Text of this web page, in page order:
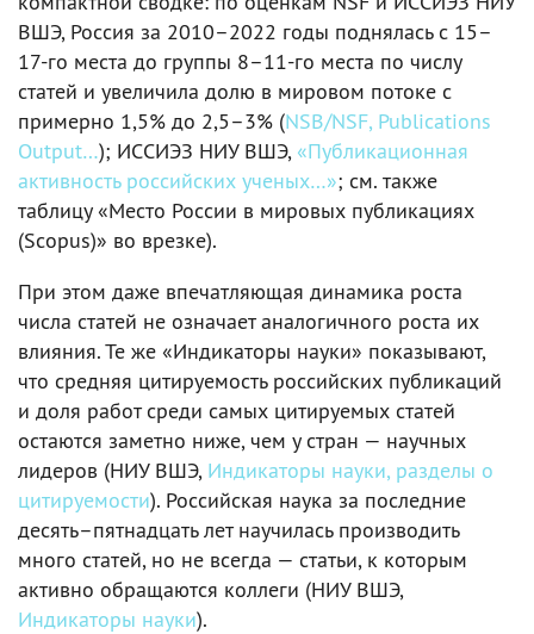
ВШЭ, Россия за 2010–2022 годы поднялась с 15–
17-го места до группы 8–11-го места по числу
статей и увеличила долю в мировом потоке с
примерно 1,5% до 2,5–3% (NSB/NSF, Publications
Output…); ИССИЭЗ НИУ ВШЭ, «Публикационная
активность российских ученых…»; см. также
таблицу «Место России в мировых публикациях
(Scopus)» во врезке).
При этом даже впечатляющая динамика роста
числа статей не означает аналогичного роста их
влияния. Те же «Индикаторы науки» показывают,
что средняя цитируемость российских публикаций
и доля работ среди самых цитируемых статей
остаются заметно ниже, чем у стран — научных
лидеров (НИУ ВШЭ, Индикаторы науки, разделы о
цитируемости). Российская наука за последние
десять–пятнадцать лет научилась производить
много статей, но не всегда — статьи, к которым
активно обращаются коллеги (НИУ ВШЭ,
Индикаторы науки).